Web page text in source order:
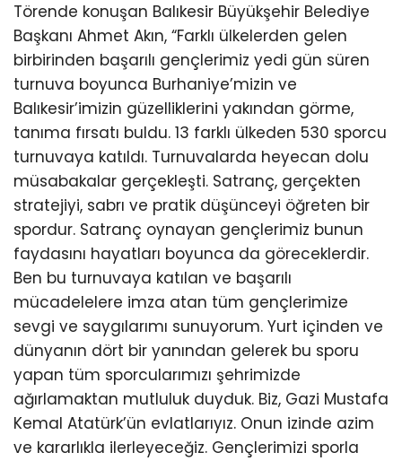
Törende konuşan Balıkesir Büyükşehir Belediye
Başkanı Ahmet Akın, “Farklı ülkelerden gelen
birbirinden başarılı gençlerimiz yedi gün süren
turnuva boyunca Burhaniye’mizin ve
Balıkesir’imizin güzelliklerini yakından görme,
tanıma fırsatı buldu. 13 farklı ülkeden 530 sporcu
turnuvaya katıldı. Turnuvalarda heyecan dolu
müsabakalar gerçekleşti. Satranç, gerçekten
stratejiyi, sabrı ve pratik düşünceyi öğreten bir
spordur. Satranç oynayan gençlerimiz bunun
faydasını hayatları boyunca da göreceklerdir.
Ben bu turnuvaya katılan ve başarılı
mücadelelere imza atan tüm gençlerimize
sevgi ve saygılarımı sunuyorum. Yurt içinden ve
dünyanın dört bir yanından gelerek bu sporu
yapan tüm sporcularımızı şehrimizde
ağırlamaktan mutluluk duyduk. Biz, Gazi Mustafa
Kemal Atatürk’ün evlatlarıyız. Onun izinde azim
ve kararlıkla ilerleyeceğiz. Gençlerimizi sporla